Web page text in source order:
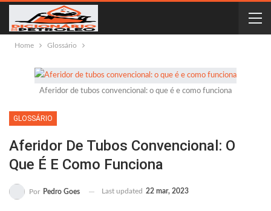
Home Glossário
Aferidor de tubos convencional: o que é e como funciona
GLOSSÁRIO
Aferidor De Tubos Convencional: O
Que É E Como Funciona
Por Pedro Goes Last updated 22 mar, 2023